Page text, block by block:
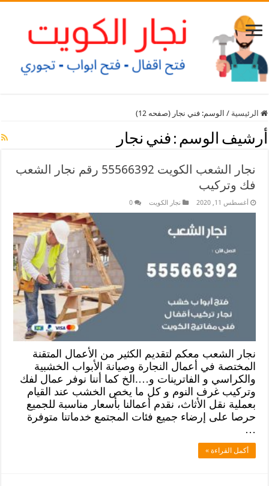
الرئيسية / الوسم:فني نجار (صفحه 12)
أرشيف الوسم : فني نجار
نجار الشعب الكويت 55566392 رقم نجار الشعب
فك وتركيب
أغسطس 11, 2020 نجار الكويت 0
نجار الشعب معكم لتقديم الكثير من الأعمال المتقنة
المختصة في أعمال النجارة وصيانة الأبواب الخشبية
والكراسي و الفاترينات و….الخ كما أننا نوفر عمال لفك
وتركيب غرف النوم و كل ما يخص الخشب عند القيام
بعملية نقل الأثاث، نقدم أعمالنا بأسعار مناسبة للجميع
حرصا على إرضاء جميع فئات المجتمع خدماتنا متوفرة
…
أكمل القراءة »